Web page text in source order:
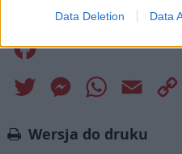
Data Deletion Data
Facebook
Twitter MessengerWhatsApp
Email
Wersja do druku